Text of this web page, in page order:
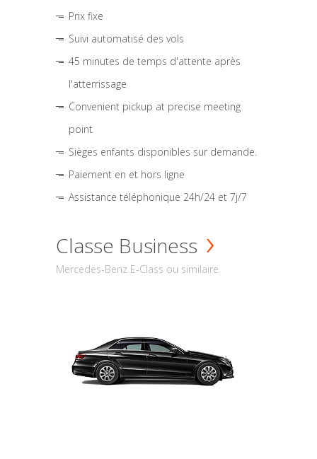
Prix fixe
Suivi automatisé des vols
45 minutes de temps d'attente après
l'atterrissage
Convenient pickup at precise meeting
point
Sièges enfants disponibles sur demande.
Paiement en et hors ligne
Assistance téléphonique 24h/24 et 7j/7
Classe Business
Mercedes-Benz E-Class ou similaire